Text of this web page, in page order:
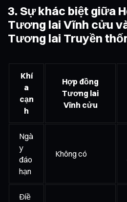
3. Sự khác biệt giữa
Tương lai Vĩnh cửu
Tương lai Truyền
Khí
a
cạn
h
Hợp đồng
Tương lai
Vĩnh cửu
Ngà
y
đáo
hạn
Không có
Điề